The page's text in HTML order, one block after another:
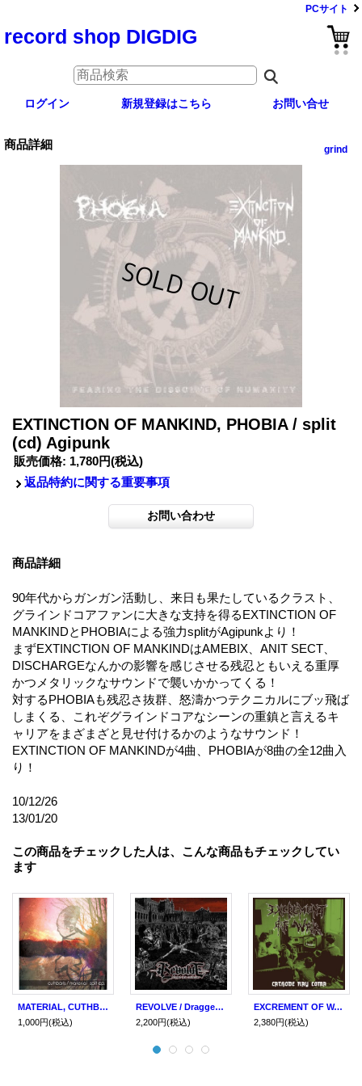
PCサイト
record shop DIGDIG
ログイン 新規登録はこちら お問い合せ
商品詳細 grind
EXTINCTION OF MANKIND, PHOBIA / split
(cd) Agipunk
販売価格: 1,780円(税込)
返品特約に関する重要事項
商品詳細
90年代からガンガン活動し、来日も果たしているクラスト、
グラインドコアファンに大きな支持を得るEXTINCTION OF
MANKINDとPHOBIAによる強力splitがAgipunkより！
まずEXTINCTION OF MANKINDはAMEBIX、ANIT SECT、
DISCHARGEなんかの影響を感じさせる残忍ともいえる重厚
かつメタリックなサウンドで襲いかかってくる！
対するPHOBIAも残忍さ抜群、怒濤かつテクニカルにブッ飛ば
しまくる、これぞグラインドコアなシーンの重鎮と言えるキ
ャリアをまざまざと見せ付けるかのようなサウンド！
EXTINCTION OF MANKINDが4曲、PHOBIAが8曲の全12曲入
り！
10/12/26
13/01/20
この商品をチェックした人は、こんな商品もチェックしてい
ます
MATERIAL, CUTHBARTS / Split (cd) Impulse
1,000円(税込)
REVOLVE / Dragged into extinction (cd) Dead sky
2,200円(税込)
EXCREMENT OF WAR / Cathode ray coma (Lp) Phobia
2,380円(税込)